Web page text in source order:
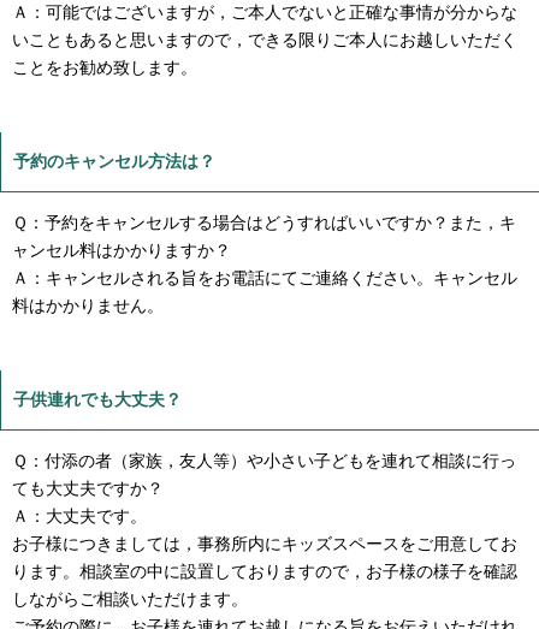
Ａ：可能ではございますが，ご本人でないと正確な事情が分からな
いこともあると思いますので，できる限りご本人にお越しいただく
ことをお勧め致します。
予約のキャンセル方法は？
Ｑ：予約をキャンセルする場合はどうすればいいですか？また，キ
ャンセル料はかかりますか？
Ａ：キャンセルされる旨をお電話にてご連絡ください。キャンセル
料はかかりません。
子供連れでも大丈夫？
Ｑ：付添の者（家族，友人等）や小さい子どもを連れて相談に行っ
ても大丈夫ですか？
Ａ：大丈夫です。
お子様につきましては，事務所内にキッズスペースをご用意してお
ります。相談室の中に設置しておりますので，お子様の様子を確認
しながらご相談いただけます。